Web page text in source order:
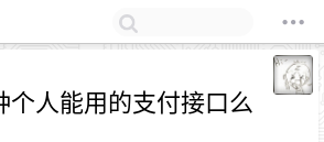
个人能用的支付接口么